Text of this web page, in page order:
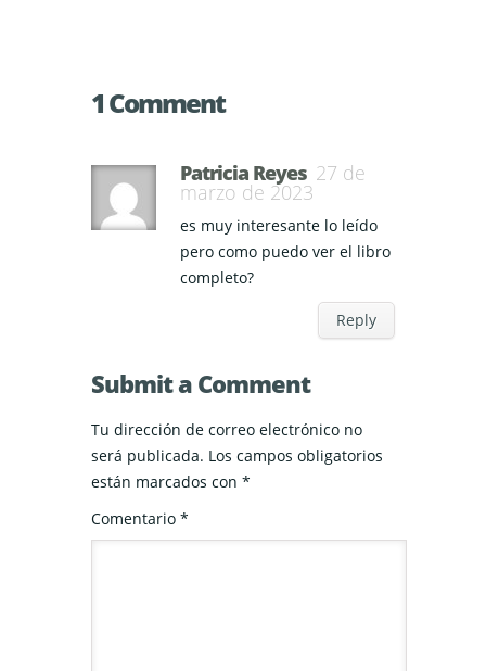
1 Comment
Patricia Reyes 27 de
marzo de 2023
es muy interesante lo leído
pero como puedo ver el libro
completo?
Reply
Submit a Comment
Tu dirección de correo electrónico no
será publicada. Los campos obligatorios
están marcados con *
Comentario *